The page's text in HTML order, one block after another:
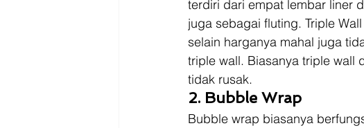
terdiri dari empat lembar liner
juga sebagai fluting. Triple
selain harganya mahal juga
triple wall. Biasanya triple wall
tidak rusak.
2. Bubble Wrap
Bubble wrap biasanya